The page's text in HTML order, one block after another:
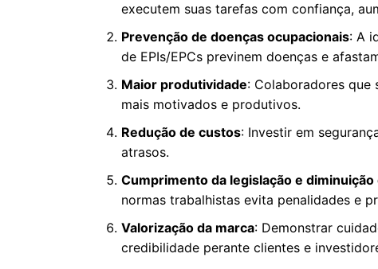
executem suas tarefas com confiança,
Prevenção de doenças ocupacionais: A
de EPIs/EPCs previnem doenças e
Maior produtividade: Colaboradores que
mais motivados e produtivos.
Redução de custos: Investir em
atrasos.
Cumprimento da legislação e
normas trabalhistas evita penalidades e
Valorização da marca: Demonstrar
credibilidade perante clientes e